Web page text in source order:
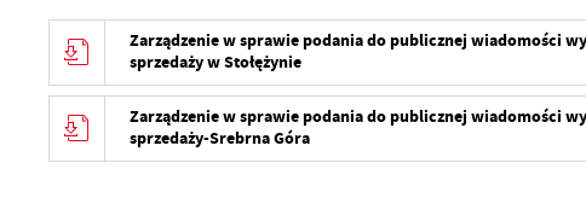
Zarządzenie w sprawie podania do publicznej wiadomości
sprzedaży w Stołężynie
Zarządzenie w sprawie podania do publicznej wiadomości
sprzedaży-Srebrna Góra